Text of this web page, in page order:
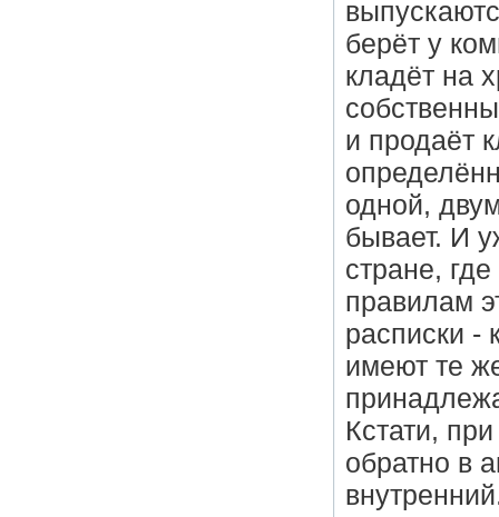
берёт у
кладёт на
и продаёт
одной,
бывает. И
стране,
правилам
расписки -
имеют те
Кстати,
обратно в